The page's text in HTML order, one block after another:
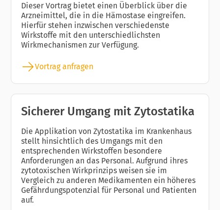
Dieser Vortrag bietet einen Überblick über die
Arzneimittel, die in die Hämostase eingreifen.
Hierfür stehen inzwischen verschiedenste
Wirkstoffe mit den unterschiedlichsten
Wirkmechanismen zur Verfügung.
Vortrag anfragen
Sicherer Umgang mit Zytostatika
Die Applikation von Zytostatika im Krankenhaus
stellt hinsichtlich des Umgangs mit den
entsprechenden Wirkstoffen besondere
Anforderungen an das Personal. Aufgrund ihres
zytotoxischen Wirkprinzips weisen sie im
Vergleich zu anderen Medikamenten ein höheres
Gefährdungspotenzial für Personal und Patienten
auf.